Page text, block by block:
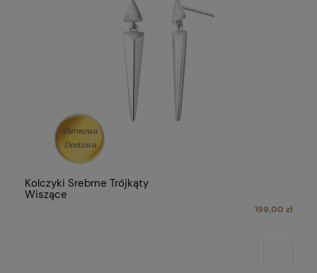
Kolczyki Srebrne Trójkąty
Wiszące
199,00 zł